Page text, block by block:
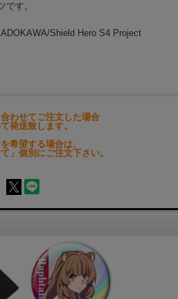
す。
Shield Hero S4 Project
わせてご注文した場合
発送致します。
希望する場合は、
」個別にご注文下さい。